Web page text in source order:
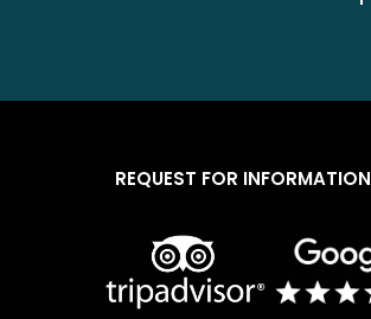
REQUEST FOR INFORMATION